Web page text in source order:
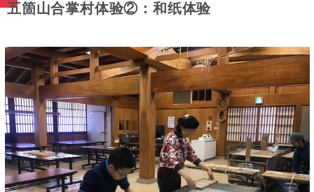
五箇山合掌村体验②：和纸体验